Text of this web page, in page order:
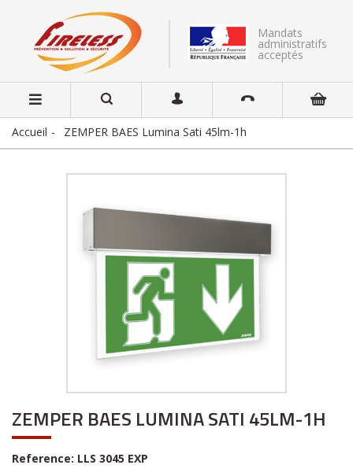
Mandats
administratifs
acceptés
Accueil ZEMPER BAES Lumina Sati 45lm-1h
ZEMPER BAES LUMINA SATI 45LM-1H
Reference: LLS 3045 EXP